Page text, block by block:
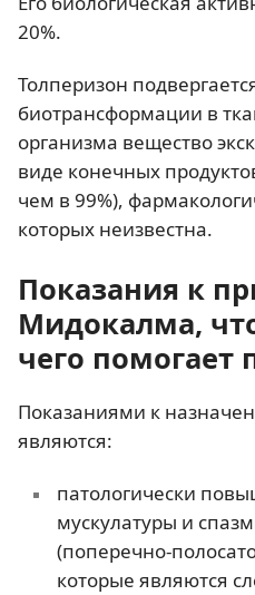
20%.
Толперизон
биотрансформации в
организма вещество
виде конечных
чем в 99%),
которых неизвестна.
Показания к
Мидокалма,
чего помогает
Показаниями к
являются:
патологически
мускулатуры и
(поперечно-
которые являются